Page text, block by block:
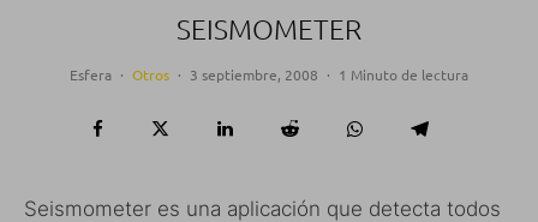
SEISMOMETER
Esfera · Otros · 3 septiembre, 2008 · 1 Minuto de lectura
Seismometer es una aplicación que detecta todos